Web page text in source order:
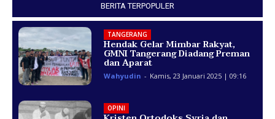
BERITA TERPOPULER
TANGERANG
Hendak Gelar Mimbar Rakyat,
GMNI Tangerang Diadang Preman
dan Aparat
Wahyudin - Kamis, 23 Januari 2025 | 09:16
OPINI